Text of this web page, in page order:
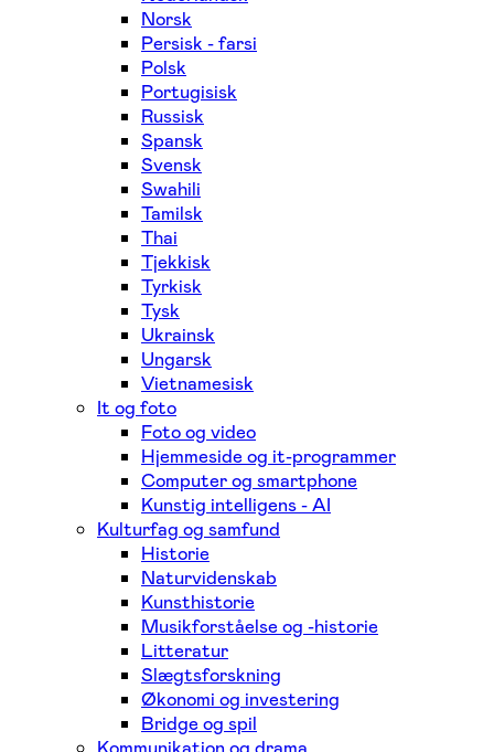
Norsk
Persisk - farsi
Polsk
Portugisisk
Russisk
Spansk
Svensk
Swahili
Tamilsk
Thai
Tjekkisk
Tyrkisk
Tysk
Ukrainsk
Ungarsk
Vietnamesisk
It og foto
Foto og video
Hjemmeside og it-programmer
Computer og smartphone
Kunstig intelligens - AI
Kulturfag og samfund
Historie
Naturvidenskab
Kunsthistorie
Musikforståelse og -historie
Litteratur
Slægtsforskning
Økonomi og investering
Bridge og spil